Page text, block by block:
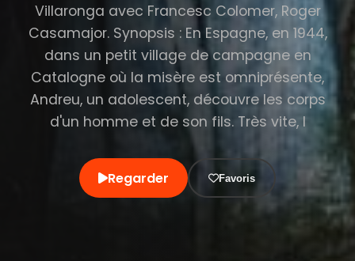
Villaronga avec Francesc Colomer, Roger
Casamajor. Synopsis : En Espagne, en 1944,
dans un petit village de campagne en
Catalogne où la misère est omniprésente,
Andreu, un adolescent, découvre les corps
d'un homme et de son fils. Très vite, l
Regarder Favoris